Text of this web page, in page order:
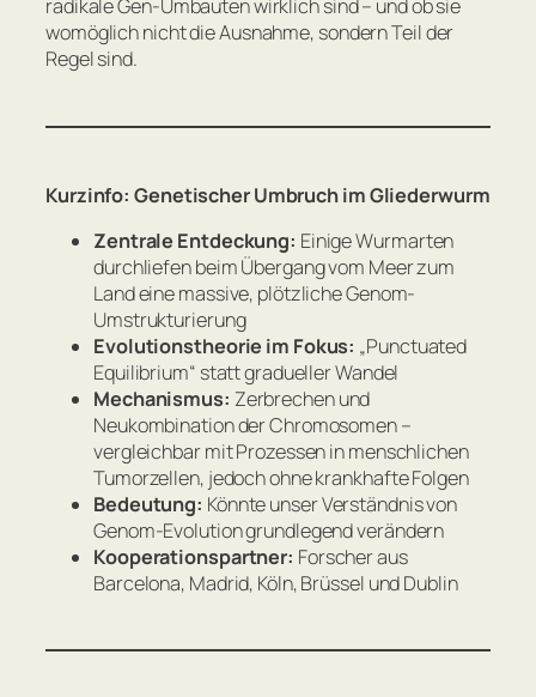
radikale Gen-Umbauten wirklich sind – und ob sie
womöglich nicht die Ausnahme, sondern Teil der
Regel sind.
Kurzinfo: Genetischer Umbruch im Gliederwurm
Zentrale Entdeckung: Einige Wurmarten
durchliefen beim Übergang vom Meer zum
Land eine massive, plötzliche Genom-
Umstrukturierung
Evolutionstheorie im Fokus: „Punctuated
Equilibrium“ statt gradueller Wandel
Mechanismus: Zerbrechen und
Neukombination der Chromosomen –
vergleichbar mit Prozessen in menschlichen
Tumorzellen, jedoch ohne krankhafte Folgen
Bedeutung: Könnte unser Verständnis von
Genom-Evolution grundlegend verändern
Kooperationspartner: Forscher aus
Barcelona, Madrid, Köln, Brüssel und Dublin